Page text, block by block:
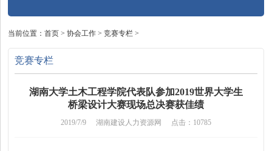
当前位置：首页 >协会工作 >竞赛专栏 >
竞赛专栏
湖南大学土木工程学院代表队参加2019世界大学生
桥梁设计大赛现场总决赛获佳绩
2019/7/9 湖南建设人力资源网 点击：10785